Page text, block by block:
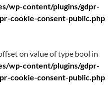
wp-content/plugins/gdpr-
cookie-consent-public.php
on value of type bool in
wp-content/plugins/gdpr-
cookie-consent-public.php